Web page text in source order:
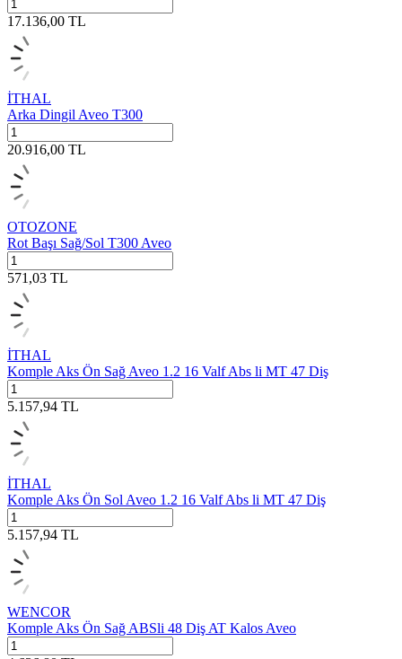
17.136,00 TL
İTHAL
Arka Dingil Aveo T300
20.916,00 TL
OTOZONE
Rot Başı Sağ/Sol T300 Aveo
571,03 TL
İTHAL
Komple Aks Ön Sağ Aveo 1.2 16 Valf Abs li MT 47 Diş
5.157,94 TL
İTHAL
Komple Aks Ön Sol Aveo 1.2 16 Valf Abs li MT 47 Diş
5.157,94 TL
WENCOR
Komple Aks Ön Sağ ABSli 48 Diş AT Kalos Aveo